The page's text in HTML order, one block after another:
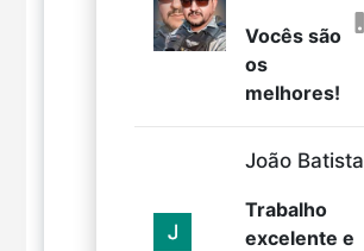
Vocês são
os
melhores!
João Batista
Trabalho
excelente e